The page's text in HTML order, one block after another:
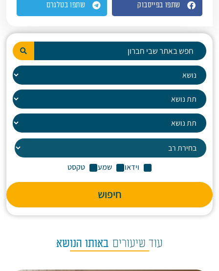
שתפו בפייסבוק שתפו בטלגרם
וידאו שמע טקסט
חיפוש
עוד שיעורים באותו הנושא